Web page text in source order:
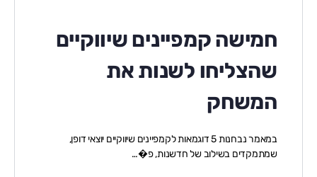
חמישה קמפיינים שיווקיים
שהצליחו לשנות את
המשחק
במאמר נבחנות 5 דוגמאות לקמפיינים שיווקיים יוצאי דופן,
שמתמקדים בשילוב של חדשנות, פ�…